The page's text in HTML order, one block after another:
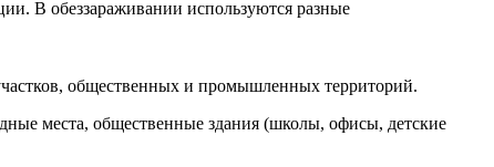
В обеззараживании используются разные
общественных и промышленных территорий.
места, общественные здания (школы, офисы, детские